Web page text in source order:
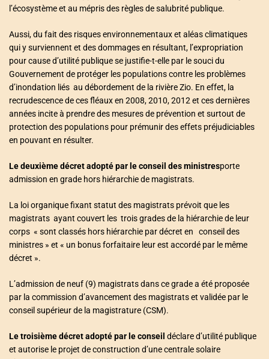
l’écosystème et au mépris des règles de salubrité publique.
Aussi, du fait des risques environnementaux et aléas climatiques
qui y surviennent et des dommages en résultant, l’expropriation
pour cause d’utilité publique se justifie-t-elle par le souci du
Gouvernement de protéger les populations contre les problèmes
d’inondation liés au débordement de la rivière Zio. En effet, la
recrudescence de ces fléaux en 2008, 2010, 2012 et ces dernières
années incite à prendre des mesures de prévention et surtout de
protection des populations pour prémunir des effets préjudiciables
en pouvant en résulter.
Le deuxième décret adopté par le conseil des ministresporte
admission en grade hors hiérarchie de magistrats.
La loi organique fixant statut des magistrats prévoit que les
magistrats ayant couvert les trois grades de la hiérarchie de leur
corps « sont classés hors hiérarchie par décret en conseil des
ministres » et « un bonus forfaitaire leur est accordé par le même
décret ».
L’admission de neuf (9) magistrats dans ce grade a été proposée
par la commission d’avancement des magistrats et validée par le
conseil supérieur de la magistrature (CSM).
Le troisième décret adopté par le conseil déclare d’utilité publique
et autorise le projet de construction d’une centrale solaire